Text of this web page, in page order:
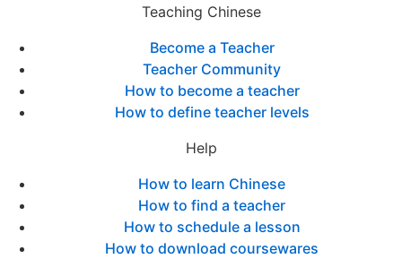
Teaching Chinese
Become a Teacher
Teacher Community
How to become a teacher
How to define teacher levels
Help
How to learn Chinese
How to find a teacher
How to schedule a lesson
How to download coursewares